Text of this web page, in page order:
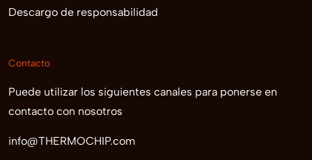
Descargo de responsabilidad
Contacto
Puede utilizar los siguientes canales para ponerse en
contacto con nosotros
info@THERMOCHIP.com